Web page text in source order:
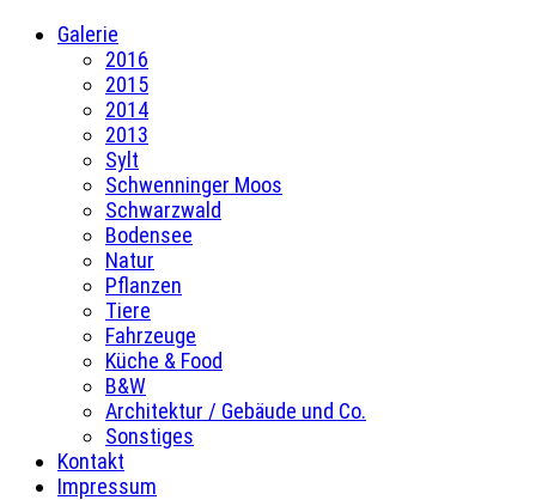
Galerie
2016
2015
2014
2013
Sylt
Schwenninger Moos
Schwarzwald
Bodensee
Natur
Pflanzen
Tiere
Fahrzeuge
Küche & Food
B&W
Architektur / Gebäude und Co.
Sonstiges
Kontakt
Impressum